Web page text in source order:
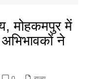
मोहकमपुर में
ने